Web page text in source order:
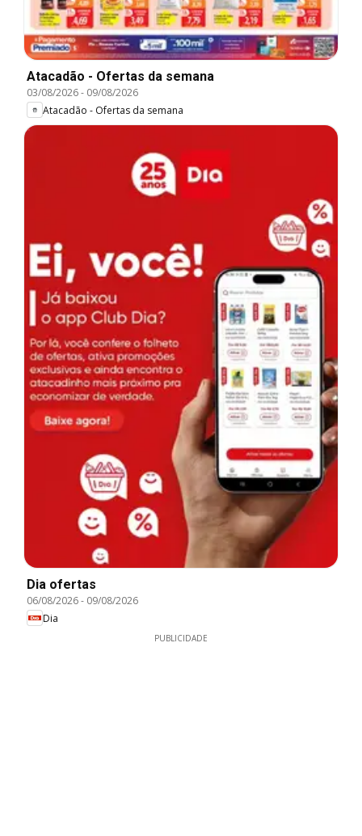
Atacadão - Ofertas da semana
03/08/2026- 09/08/2026
Atacadão - Ofertas da semana
Dia ofertas
06/08/2026- 09/08/2026
Dia
PUBLICIDADE